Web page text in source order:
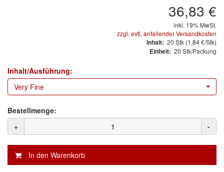
3M
(1)
E-D
(1)
EVERCOAT
36,83 €
inkl. 19% MwSt.
zzgl. evtl. anfallender Versandkosten
Inhalt: 20 Stk (1,84 €/Stk)
Einheit: 20 Stk/Packung
Inhalt/Ausführung:
Very Fine
Bestellmenge:
+
-